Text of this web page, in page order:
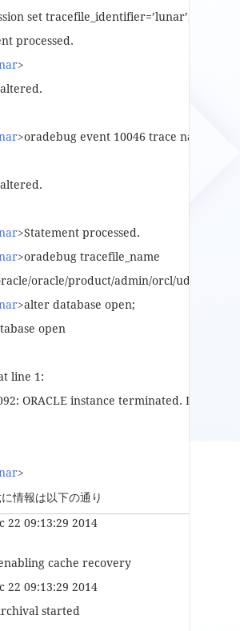
set tracefile_identifier=’lunar’;
processed.
>
>oradebug event 10046 trace name
>Statement processed.
>oradebug tracefile_name
oracle/product/admin/orcl/udump/
>alter database open;
open
line 1:
ORACLE instance terminated.
>
情報は以下の通り
22 09:13:29 2014
cache recovery
22 09:13:29 2014
started